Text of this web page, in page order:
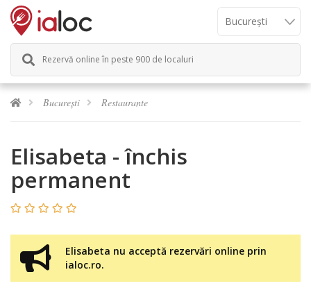
Rezervă online în peste 900 de localuri
București Restaurante
Elisabeta - închis
permanent
Elisabeta nu acceptă rezervări online prin
ialoc.ro.